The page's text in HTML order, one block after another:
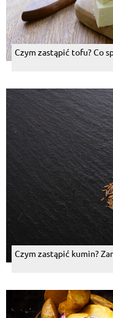
Czym zastąpić tofu? Co
Czym zastąpić kumin?